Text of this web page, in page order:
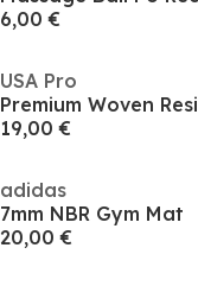
6,00 €
USA Pro
19,00 €
adidas
7mm NBR Gym Mat
20,00 €